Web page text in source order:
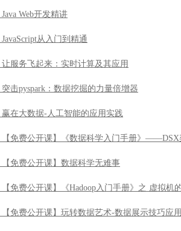
Java Web开发精讲
JavaScript从入门到精通
让服务飞起来：实时计算及其应用
突击pyspark：数据挖掘的力量倍增器
赢在大数据-人工智能的应用实践
【免费公开课】《数据科学入门手册》
【免费公开课】数据科学无难事
【免费公开课】《Hadoop入门手册》之 虚拟机
【免费公开课】玩转数据艺术-数据展示技巧应